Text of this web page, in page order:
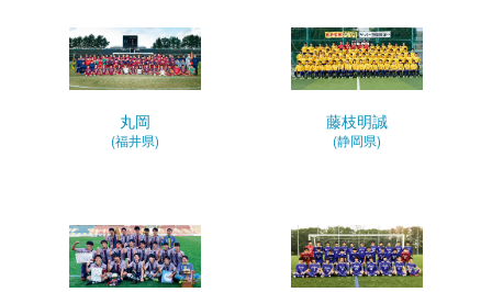
丸岡
(福井県)
藤枝明誠
(静岡県)